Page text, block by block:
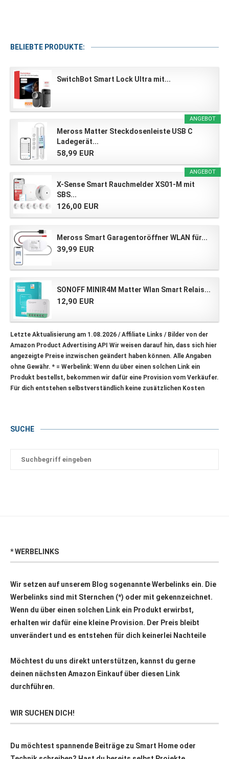
BELIEBTE PRODUKTE:
SwitchBot Smart Lock Ultra mit...
ANGEBOT
Meross Matter Steckdosenleiste USB C
Ladegerät...
58,99 EUR
ANGEBOT
X-Sense Smart Rauchmelder XS01-M mit
SBS...
126,00 EUR
Meross Smart Garagentoröffner WLAN für...
39,99 EUR
SONOFF MINIR4M Matter Wlan Smart Relais...
12,90 EUR
Letzte Aktualisierung am 1.08.2026 / Affiliate Links / Bilder von der
Amazon Product Advertising API Wir weisen darauf hin, dass sich hier
angezeigte Preise inzwischen geändert haben können. Alle Angaben
ohne Gewähr. * = Werbelink: Wenn du über einen solchen Link ein
Produkt bestellst, bekommen wir dafür eine Provision vom Verkäufer.
Für dich entstehen selbstverständlich keine zusätzlichen Kosten
SUCHE
* WERBELINKS
Wir setzen auf unserem Blog sogenannte Werbelinks ein. Die
Werbelinks sind mit Sternchen (*) oder mit gekennzeichnet.
Wenn du über einen solchen Link ein Produkt erwirbst,
erhalten wir dafür eine kleine Provision. Der Preis bleibt
unverändert und es entstehen für dich keinerlei Nachteile
Möchtest du uns direkt unterstützen, kannst du gerne
deinen nächsten Amazon Einkauf über diesen Link
durchführen.
WIR SUCHEN DICH!
Du möchtest spannende Beiträge zu Smart Home oder